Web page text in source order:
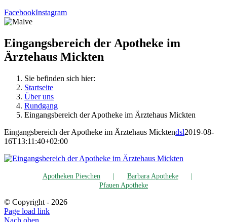
FacebookInstagram
Ein­gangs­be­reich der Apo­the­ke im
Ärztehaus Mickten
Sie befinden sich hier:
Startseite
Über uns
Rund­gang
Ein­gangs­be­reich der Apo­the­ke im Ärztehaus Mickten
Ein­gangs­be­reich der Apo­the­ke im Ärztehaus Micktendsl2019-08-
16T13:11:40+02:00
Apo­the­ken Pieschen
Bar­ba­ra Apotheke
Pfau­en Apotheke
© Copyright - 2026
Page load link
Nach oben